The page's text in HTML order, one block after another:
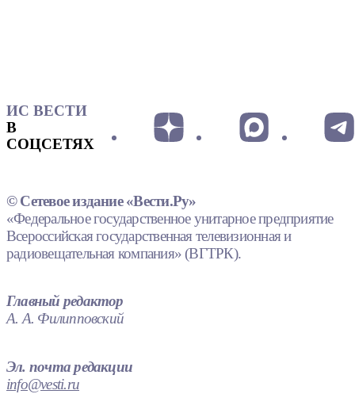
ИС ВЕСТИ
В
СОЦСЕТЯХ
© Сетевое издание «Вести.Ру»
«Федеральное государственное унитарное предприятие
Всероссийская государственная телевизионная и
радиовещательная компания» (ВГТРК).
Главный редактор
А. А. Филипповский
Эл. почта редакции
info@vesti.ru